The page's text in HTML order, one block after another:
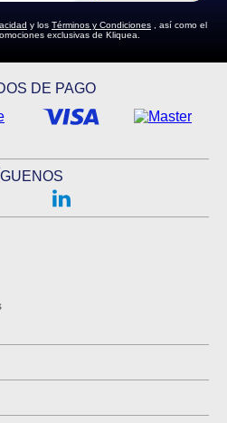
ENVIAR COMENTARIO
y los Términos y Condiciones , así como el
exclusivas de Kliquea.
DE PAGO